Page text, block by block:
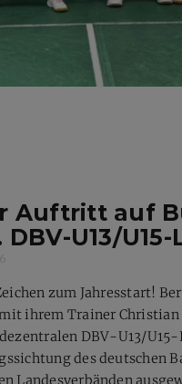
Auftritt auf
DBV-U13/
zum Jahresstart!
ihrem Trainer Christian
DBV-U13/
des deutschen
Landesverbänden